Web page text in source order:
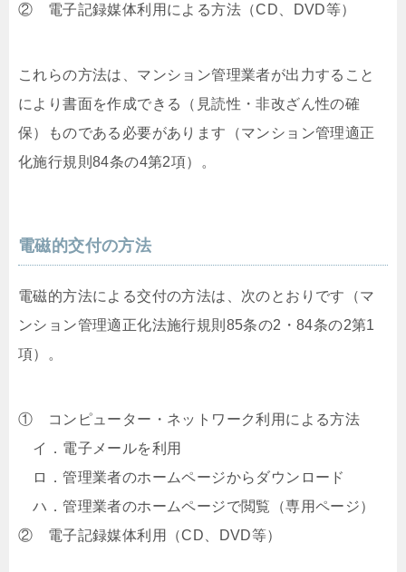
② 電子記録媒体利用による方法（CD、DVD等）
これらの方法は、マンション管理業者が出力すること
により書面を作成できる（見読性・非改ざん性の確
保）ものである必要があります（マンション管理適正
化施行規則84条の4第2項）。
電磁的交付の方法
電磁的方法による交付の方法は、次のとおりです（マ
ンション管理適正化法施行規則85条の2・84条の2第1
項）。
① コンピューター・ネットワーク利用による方法
イ．電子メールを利用
ロ．管理業者のホームページからダウンロード
ハ．管理業者のホームページで閲覧（専用ページ）
② 電子記録媒体利用（CD、DVD等）